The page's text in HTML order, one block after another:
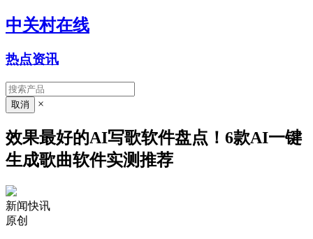
中关村在线
热点资讯
×
效果最好的AI写歌软件盘点！6款AI一键
生成歌曲软件实测推荐
新闻快讯
原创